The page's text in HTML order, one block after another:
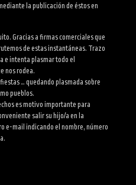
la publicación de éstos en
Gracias a firmas comerciales que
de estas instantáneas. Trazo
e intenta plasmar todo el
nos rodea.
… quedando plasmada sobre
pueblos.
es motivo importante para
salir su hijo/a en la
e-mail indicando el nombre, número